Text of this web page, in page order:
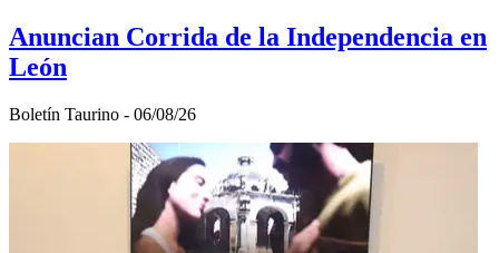
Anuncian Corrida de la Independencia en
León
Boletí­n Taurino - 06/08/26